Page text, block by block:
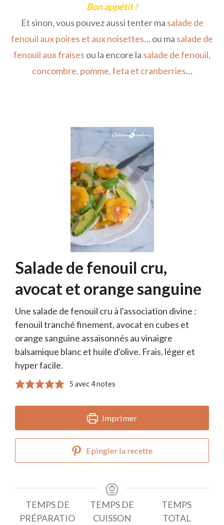
Bon appétit !
Et sinon, vous pouvez aussi tenter ma salade de
fenouil aux poires et aux noisettes… ou ma salade de
fenouil aux fraises ou la encore la salade de fenouil,
concombre, pomme, feta et cranberries…
Salade de fenouil cru,
avocat et orange sanguine
Une salade de fenouil cru à l'association divine :
fenouil tranché finement, avocat en cubes et
orange sanguine assaisonnés au vinaigre
balsamique blanc et huile d'olive. Frais, léger et
hyper facile.
5 avec4notes
Imprimer
Epingler la recette
TEMPS DE
PRÉPARATIO
TEMPS DE
CUISSON
TEMPS
TOTAL